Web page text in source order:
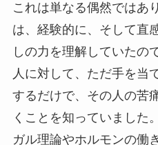
これは単なる偶然ではあ
は、経験的に、そして直
しの力を理解していたの
人に対して、ただ手を当
するだけで、その人の苦
くことを知っていました
ガル理論やホルモンの働